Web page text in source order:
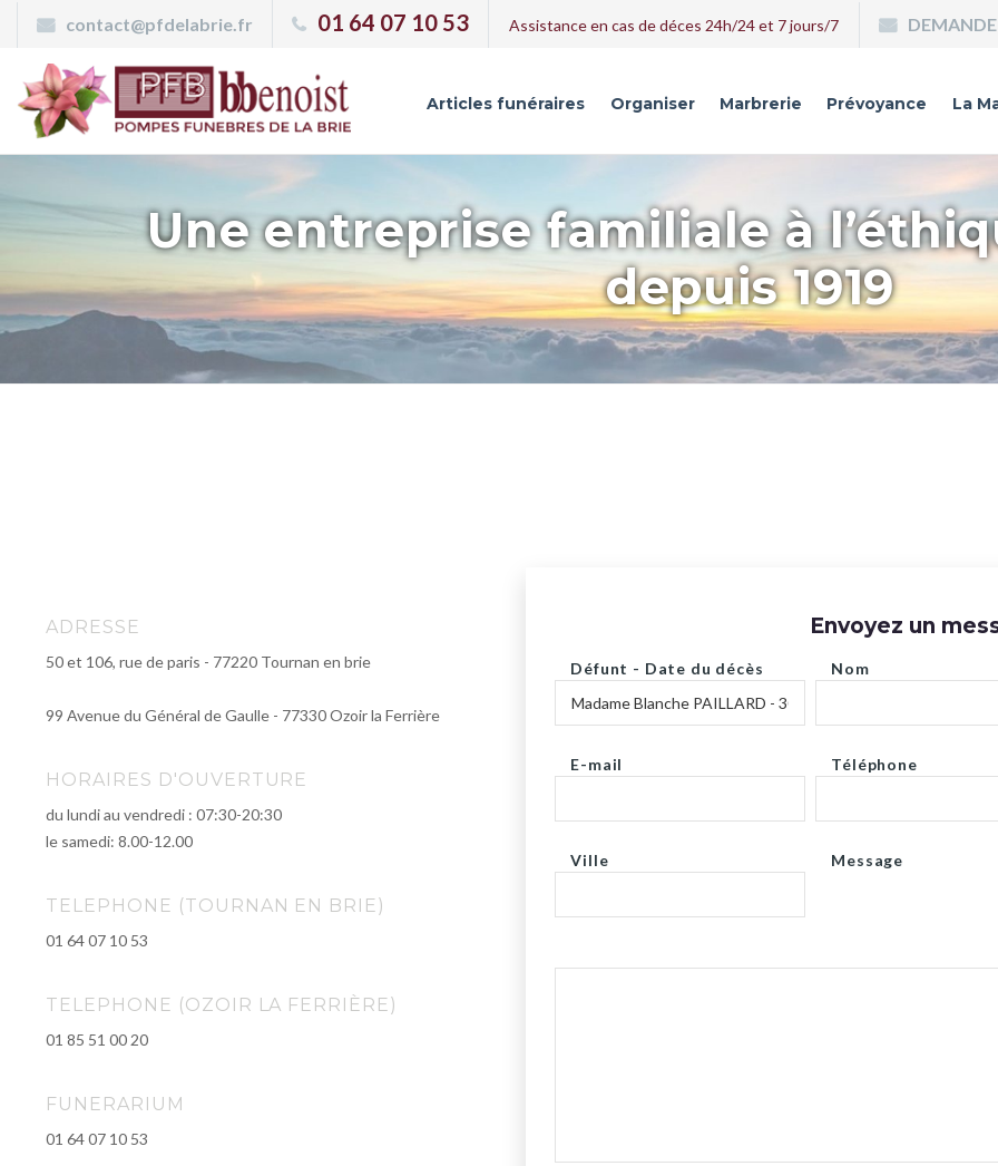
contact@pfdelabrie.fr 01 64 07 10 53 Assistance en cas de déces 24h/24 et 7 jours/7
Articles funéraires Organiser Marbrerie Prévoyance La
Une entreprise familiale à
depuis 1919
ADRESSE
50 et 106, rue de paris - 77220 Tournan en brie
99 Avenue du Général de Gaulle - 77330 Ozoir la Ferrière
HORAIRES D'OUVERTURE
du lundi au vendredi : 07:30-20:30
le samedi: 8.00-12.00
TELEPHONE (TOURNAN EN BRIE)
01 64 07 10 53
TELEPHONE (OZOIR LA FERRIÈRE)
01 85 51 00 20
FUNERARIUM
01 64 07 10 53
Envoyez un
Défunt - Date du décès Nom
E-mail Téléphone
Ville Message